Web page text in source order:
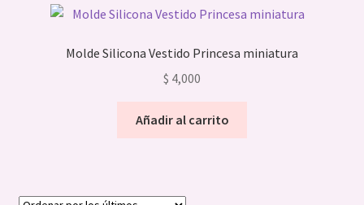
Molde Silicona Vestido Princesa miniatura
$ 4,000
Añadir al carrito